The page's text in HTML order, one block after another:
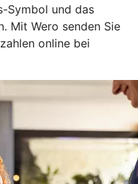
Symbol und das
Mit Wero senden Sie
online bei